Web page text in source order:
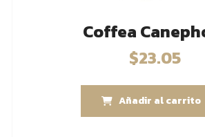
Coffea
$23.05
Añadir al carrito